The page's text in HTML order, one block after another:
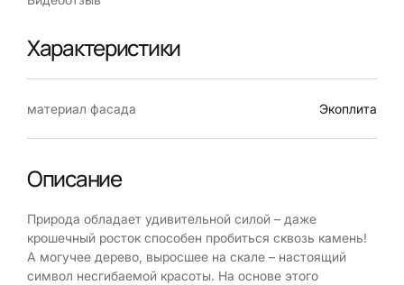
Характеристики
материал фасада Экоплита
Описание
Природа обладает удивительной силой – даже
крошечный росток способен пробиться сквозь камень!
А могучее дерево, выросшее на скале – настоящий
символ несгибаемой красоты. На основе этого